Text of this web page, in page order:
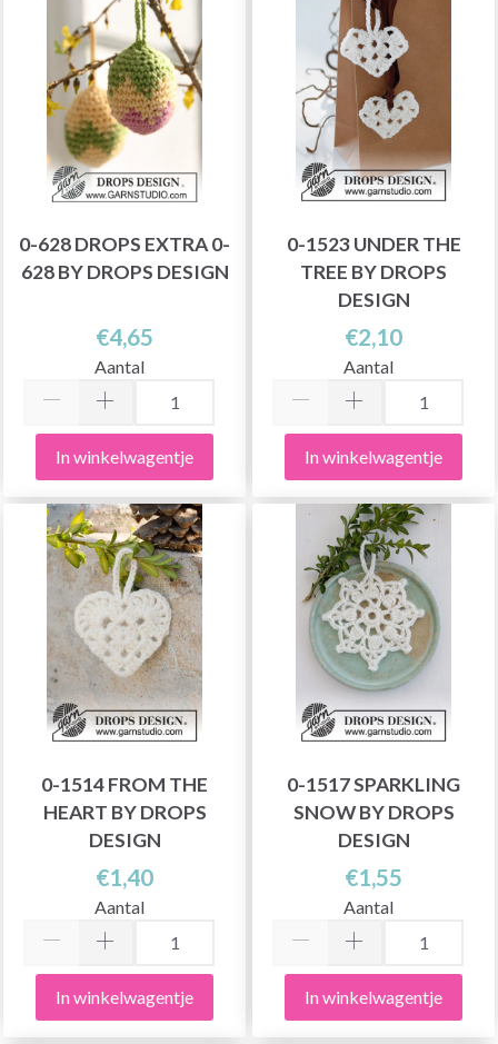
0-628 DROPS EXTRA 0-
628 BY DROPS DESIGN
€4,65
Aantal
In winkelwagentje
0-1523 UNDER THE
TREE BY DROPS
DESIGN
€2,10
Aantal
In winkelwagentje
0-1514 FROM THE
HEART BY DROPS
DESIGN
€1,40
Aantal
In winkelwagentje
0-1517 SPARKLING
SNOW BY DROPS
DESIGN
€1,55
Aantal
In winkelwagentje